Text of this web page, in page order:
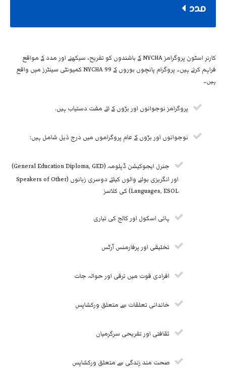
مدد
کارنر اسٹون پروگرامز NYCHA کے باشندوں کو تفریح، سیکھنے اور مدد کے مواقع
فراہم کرتے ہیں۔ پروگرام پانچوں بوروں کے 99 NYCHA کمیونٹی سینٹرز میں واقع
ہیں۔
پروگرامز نوجوانوں اور بڑوں کے لئے مفت دستیاب ہیں.
نوجوانوں اور بڑوں کے عام پروگراموں میں درج ذیل شامل ہیں:
جنرل ایجوکیشن ڈپلومہ (General Education Diploma, GED)
اور انگریزی بولنے والوں کیلئے دوسری زبانوں (Speakers of Other
Languages, ESOL) کی کلاسز
ہائی اسکول اور کالج کی تیاری
تخلیقی اور پرفارمنس آرٹس
افرادی قوت میں ترقی اور حوالہ جات
خاندانی تعلقات سے متعلق ورکشاپس
ثقافتی اور تفریحی سرگرمیاں
صحت مند زندگی سے متعلق ورکشاپس